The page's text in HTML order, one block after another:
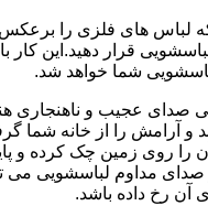
که لباس های فلزی را
قرار دهید.این کار
شما خواهد شد.
صدای عجیب و ناهنجاری
و آرامش را از خانه شما
روی زمین چک کرده و
صدای مداوم لباسشویی می
آن رخ داده باشد.